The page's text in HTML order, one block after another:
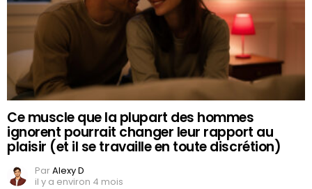
Ce muscle que la plupart des hommes
ignorent pourrait changer leur rapport au
plaisir (et il se travaille en toute discrétion)
ParAlexy D
il y a environ 4 mois